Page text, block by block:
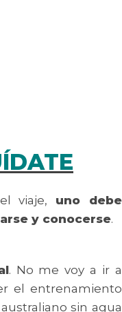
viaje, uno debe
y conocerse.
. No me voy a ir a
el entrenamiento
sin agua